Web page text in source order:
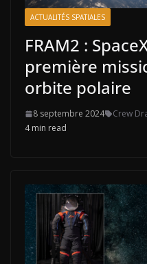
ACTUALITÉS SPATIALES
FRAM2 :
première
orbite polaire
8 septembre 2024 Crew
4 min read